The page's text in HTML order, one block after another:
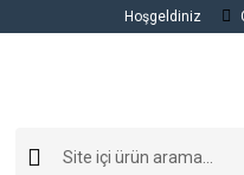
Hoşgeldiniz